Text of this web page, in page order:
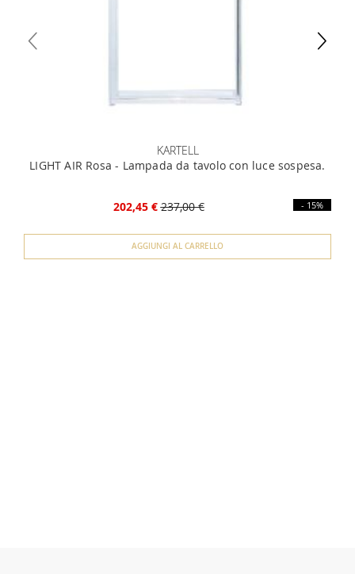
KARTELL
LIGHT AIR Rosa - Lampada da tavolo con luce sospesa.
202,45 € 237,00 € - 15%
AGGIUNGI AL CARRELLO